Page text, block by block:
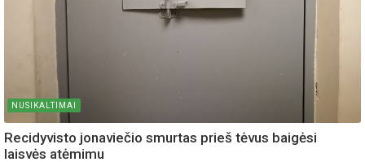
NUSIKALTIMAI
Recidyvisto jonaviečio smurtas prieš tėvus baigėsi
laisvės atėmimu